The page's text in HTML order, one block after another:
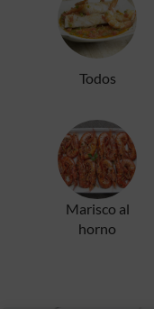
Todos
Marisco al
horno